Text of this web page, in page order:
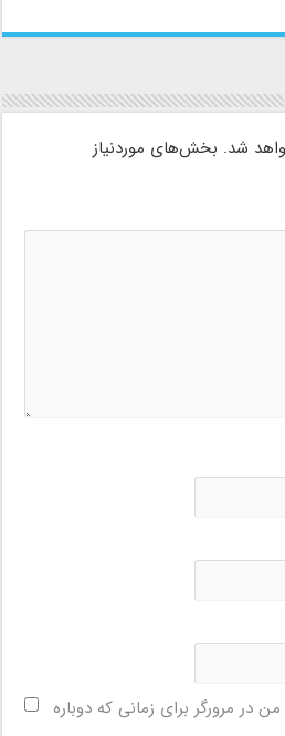
شد. بخش‌های موردنیاز
در مرورگر برای زمانی که دوباره